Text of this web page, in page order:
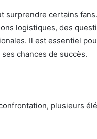
surprendre certains
logistiques, des
Il est essentiel
chances de succès.
plusieurs